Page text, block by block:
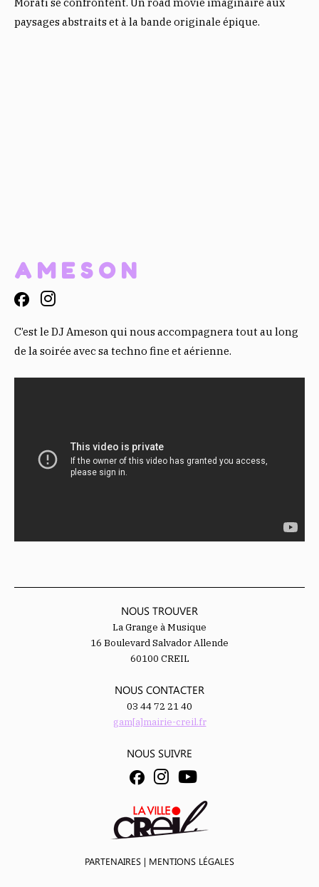
paysages abstraits et à la bande originale épique.
AMESON
C’est le DJ Ameson qui nous accompagnera tout au long
de la soirée avec sa techno fine et aérienne.
NOUS TROUVER
La Grange à Musique
16 Boulevard Salvador Allende
60100 CREIL
NOUS CONTACTER
03 44 72 21 40
gam[a]mairie-creil.fr
NOUS SUIVRE
PARTENAIRES | MENTIONS LÉGALES